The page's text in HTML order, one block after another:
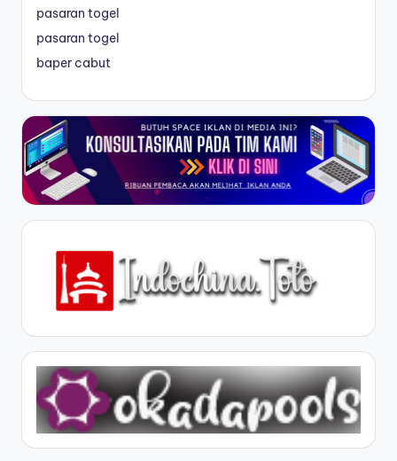
pasaran togel
pasaran togel
baper cabut